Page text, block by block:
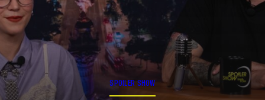
SPOILER SHOW